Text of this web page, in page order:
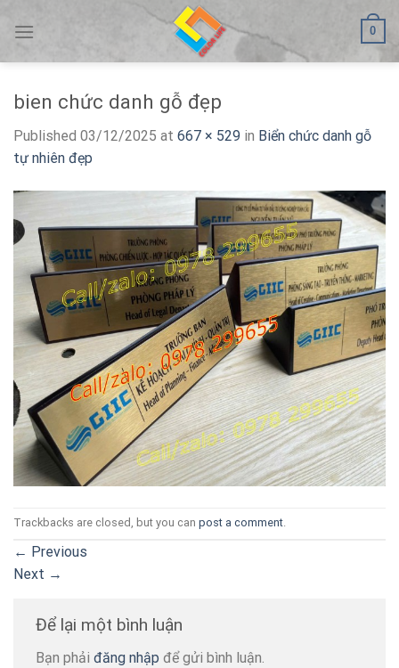
0
bien chức danh gỗ đẹp
Published 03/12/2025 at 667 × 529 in Biển chức danh gỗ
tự nhiên đẹp
Trackbacks are closed, but you can post a comment.
← Previous
Next →
Để lại một bình luận
Bạn phải đăng nhập để gửi bình luận.